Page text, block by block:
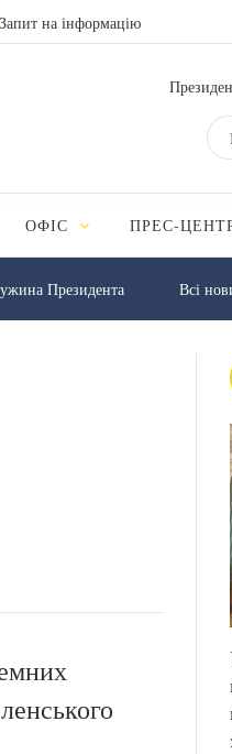
Запит на інформацію
ОФІС ПРЕС-
Президента Всі